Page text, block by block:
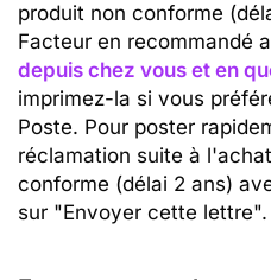
produit non conforme
Facteur en recommandé
depuis chez vous et en
imprimez-la si vous
Poste. Pour poster
réclamation suite à
conforme (délai 2 ans)
sur "Envoyer cette lettre".